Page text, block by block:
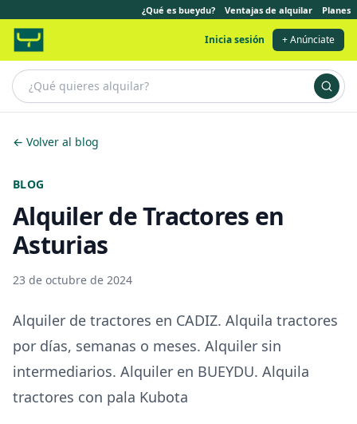
¿Qué es bueydu? Ventajas de alquilar Planes
Inicia sesión + Anúnciate
← Volver al blog
BLOG
Alquiler de Tractores en
Asturias
23 de octubre de 2024
Alquiler de tractores en CADIZ. Alquila tractores
por días, semanas o meses. Alquiler sin
intermediarios. Alquiler en BUEYDU. Alquila
tractores con pala Kubota